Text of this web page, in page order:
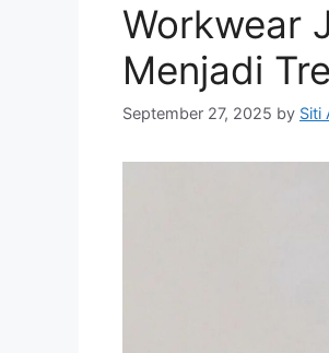
Workwear
Menjadi
September 27, 2025 by Siti